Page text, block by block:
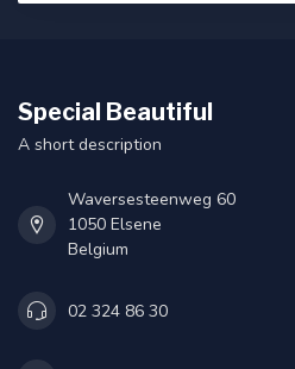
Special Beautiful
A short description
Waversesteenweg 60
1050 Elsene
Belgium
02 324 86 30